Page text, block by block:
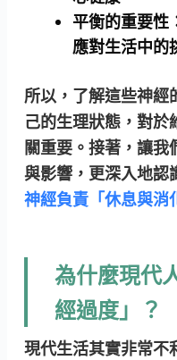
平衡的重要性
應對生活中的
所以，了解這些神經
己的生理狀態，對於
關重要。接著，讓我
與影響 ，更深入地認
神經負責「休息與消
為什麼現代
經過度」？
現代生活其實非常不